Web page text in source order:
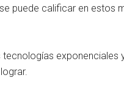
puede calificar en estos
tecnologías exponenciales